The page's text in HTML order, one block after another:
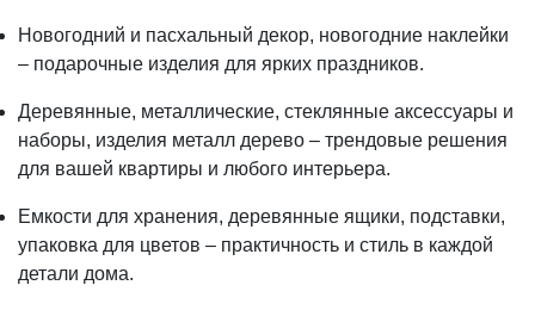
Новогодний и пасхальный декор, новогодние наклейки
– подарочные изделия для ярких праздников.
Деревянные, металлические, стеклянные аксессуары и
наборы, изделия металл дерево – трендовые решения
для вашей квартиры и любого интерьера.
Емкости для хранения, деревянные ящики, подставки,
упаковка для цветов – практичность и стиль в каждой
детали дома.